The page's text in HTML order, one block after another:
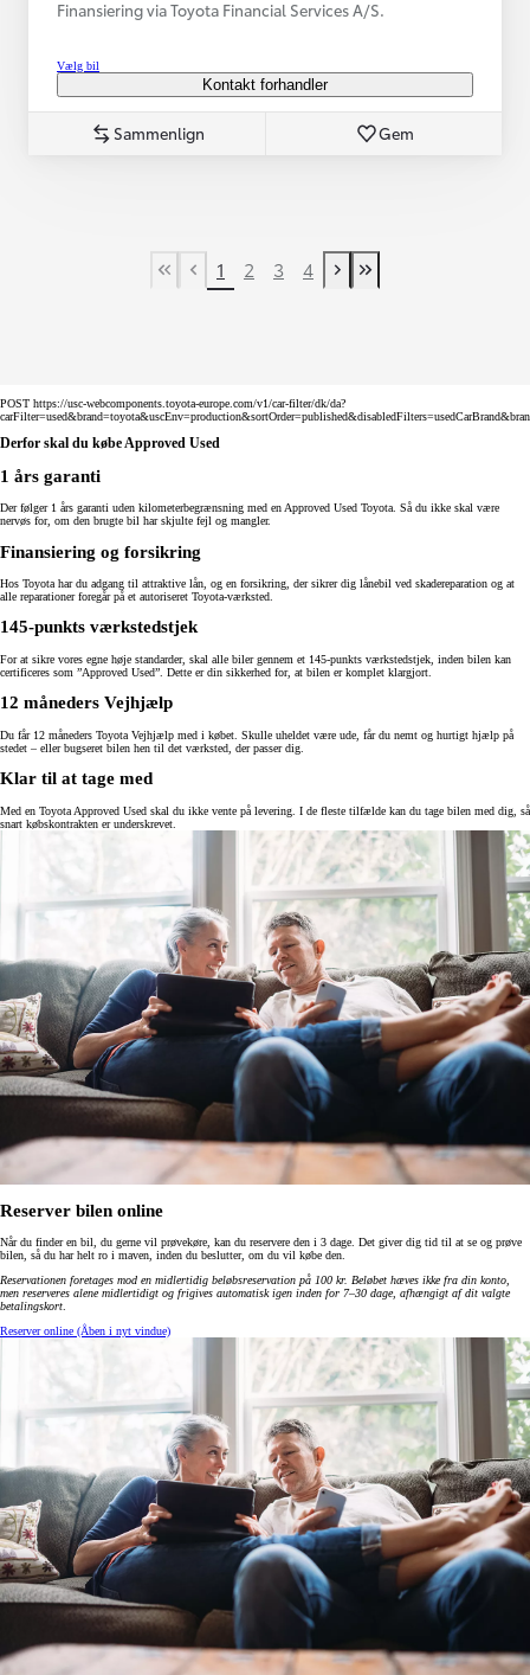
Finansiering via Toyota Financial Services A/S.
Vælg bil
Kontakt forhandler
Sammenlign Gem
First Page
Tidligere side
1 2 3 4
Næste side
Last Page
POST https://usc-webcomponents.toyota-europe.com/v1/car-filter/dk/da?
Derfor skal du købe Approved Used
1 års garanti
Der følger 1 års garanti uden kilometerbegrænsning med en Approved Used Toyota. Så du ikke skal være
nervøs for, om den brugte bil har skjulte fejl og mangler.
Finansiering og forsikring
Hos Toyota har du adgang til attraktive lån, og en forsikring, der sikrer dig lånebil ved skadereparation og at
alle reparationer foregår på et autoriseret Toyota-værksted.
145-punkts værkstedstjek
For at sikre vores egne høje standarder, skal alle biler gennem et 145-punkts værkstedstjek, inden bilen kan
certificeres som ”Approved Used”. Dette er din sikkerhed for, at bilen er komplet klargjort.
12 måneders Vejhjælp
Du får 12 måneders Toyota Vejhjælp med i købet. Skulle uheldet være ude, får du nemt og hurtigt hjælp på
stedet – eller bugseret bilen hen til det værksted, der passer dig.
Klar til at tage med
Med en Toyota Approved Used skal du ikke vente på levering. I de fleste tilfælde kan du tage bilen med dig, så
snart købskontrakten er underskrevet.
Reserver bilen online
Når du finder en bil, du gerne vil prøvekøre, kan du reservere den i 3 dage. Det giver dig tid til at se og prøve
bilen, så du har helt ro i maven, inden du beslutter, om du vil købe den.
Reservationen foretages mod en midlertidig beløbsreservation på 100 kr. Beløbet hæves ikke fra din konto,
men reserveres alene midlertidigt og frigives automatisk igen inden for 7–30 dage, afhængigt af dit valgte
betalingskort.
Reserver online (Åben i nyt vindue)